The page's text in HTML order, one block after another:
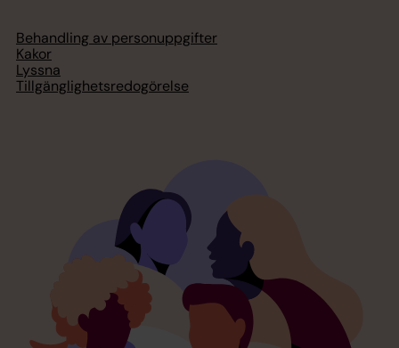
Behandling av personuppgifter
Kakor
Lyssna
Tillgänglighetsredogörelse